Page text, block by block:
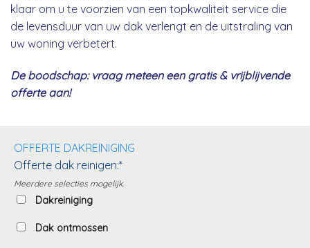
klaar om u te voorzien van een topkwaliteit service die
de levensduur van uw dak verlengt en de uitstraling van
uw woning verbetert.
De boodschap: vraag meteen een gratis & vrijblijvende
offerte aan!
OFFERTE DAKREINIGING
Offerte dak reinigen:*
Meerdere selecties mogelijk.
Dakreiniging
Dak ontmossen